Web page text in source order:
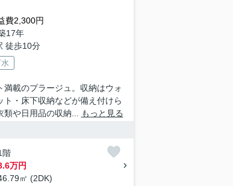
費2,300円
17年
徒歩10分
満載のプラージュ。収納はウォ
ト・床下収納などが備え付けら
類や日用品の収納...
もっと見る
階
万円
㎡ (2DK)